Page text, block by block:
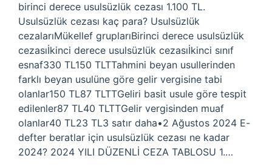
birinci derece usulsüzlük cezası 1.100 TL.
Usulsüzlük cezası kaç para? Usulsüzlük
cezalarıMükellef gruplarıBirinci derece usulsüzlük
cezasıİkinci derece usulsüzlük cezasıİkinci sınıf
esnaf330 TL150 TLTTahmini beyan usullerinden
farklı beyan usulüne göre gelir vergisine tabi
olanlar150 TL87 TLTTGeliri basit usule göre tespit
edilenler87 TL40 TLTTGelir vergisinden muaf
olanlar40 TL23 TL3 satır daha•2 Ağustos 2024 E-
defter beratlar için usulsüzlük cezası ne kadar
2024? 2024 YILI DÜZENLİ CEZA TABLOSU 1.…